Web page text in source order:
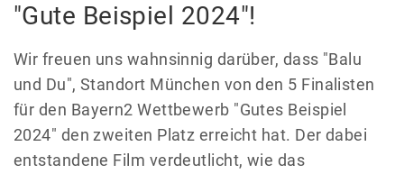
"Gute Beispiel 2024"!
Wir freuen uns wahnsinnig darüber, dass "Balu
und Du", Standort München von den 5 Finalisten
für den Bayern2 Wettbewerb "Gutes Beispiel
2024" den zweiten Platz erreicht hat. Der dabei
entstandene Film verdeutlicht, wie das